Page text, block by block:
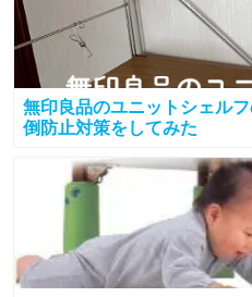
無印良品のユニットシェル
倒防止対策をしてみた